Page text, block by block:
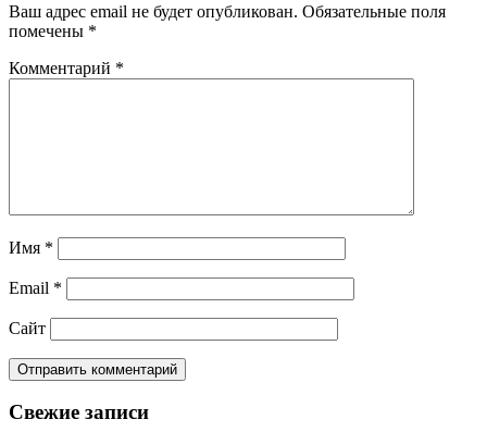
Ваш адрес email не будет опубликован. Обязательные поля
помечены *
Комментарий *
Имя *
Email *
Сайт
Свежие записи